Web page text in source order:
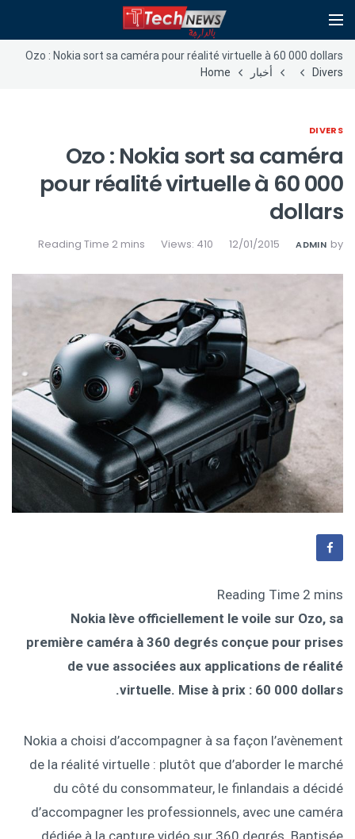
Ozo : Nokia sort sa caméra pour réalité virtuelle à 60 000 dollars
Divers
أخبار Home
DIVERS
Ozo : Nokia sort sa caméra
pour réalité virtuelle à 60 000
dollars
by
ADMIN
12/01/2015
Views: 410
Nokia lève officiellement le voile sur Ozo, sa
première caméra à 360 degrés conçue pour prises
de vue associées aux applications de réalité
virtuelle. Mise à prix : 60 000 dollars.
Nokia a choisi d’accompagner à sa façon l’avènement
de la réalité virtuelle : plutôt que d’aborder le marché
du côté du consommateur, le finlandais a décidé
d’accompagner les professionnels, avec une caméra